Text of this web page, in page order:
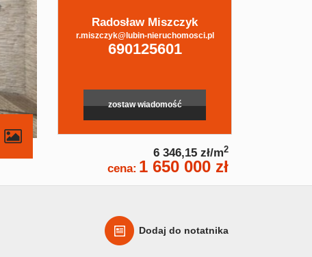
Radosław Miszczyk
r.miszczyk@lubin-nieruchomosci.pl
690125601
zostaw wiadomość
6 346,15 zł/m2
cena: 1 650 000 zł
Dodaj do notatnika